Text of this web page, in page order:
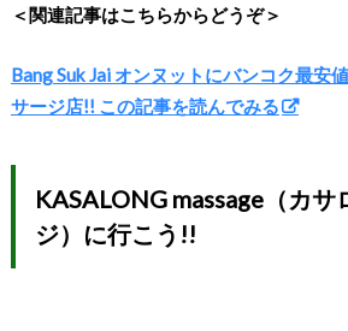
＜関連記事はこちらからどうぞ＞
Bang Suk Jai オンヌットにバンコク最安
サージ店!! この記事を読んでみる
KASALONG massage（カサ
ジ）に行こう!!